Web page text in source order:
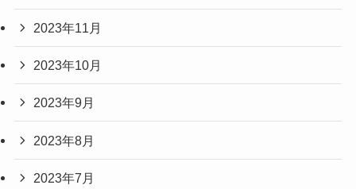
2023年11月
2023年10月
2023年9月
2023年8月
2023年7月